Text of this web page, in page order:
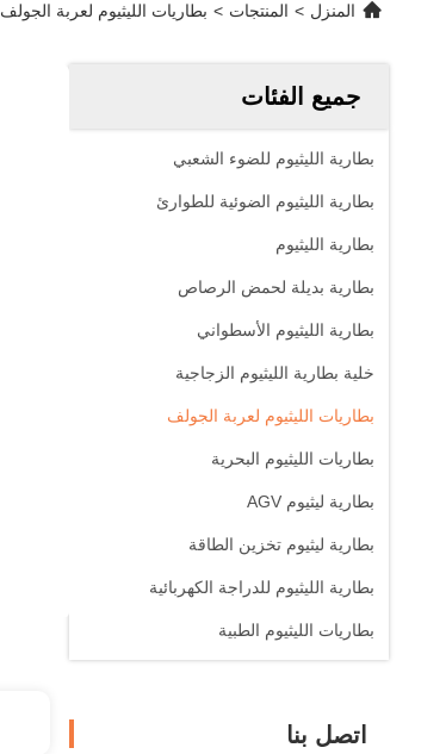
المنزل > المنتجات > بطاريات الليثيوم لعربة الجولف
جميع الفئات
بطارية الليثيوم للضوء الشعبي
بطارية الليثيوم الضوئية للطوارئ
بطارية الليثيوم
بطارية بديلة لحمض الرصاص
بطارية الليثيوم الأسطواني
خلية بطارية الليثيوم الزجاجية
بطاريات الليثيوم لعربة الجولف
بطاريات الليثيوم البحرية
بطارية ليثيوم AGV
بطارية ليثيوم تخزين الطاقة
بطارية الليثيوم للدراجة الكهربائية
بطاريات الليثيوم الطبية
اتصل بنا